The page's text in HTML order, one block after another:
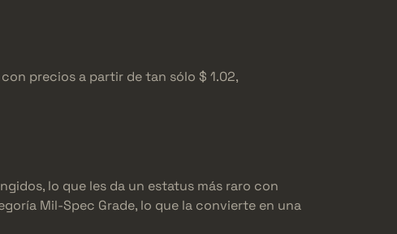
precios a partir de tan sólo $ 1.02,
lo que les da un estatus más raro con
Mil-Spec Grade, lo que la convierte en una